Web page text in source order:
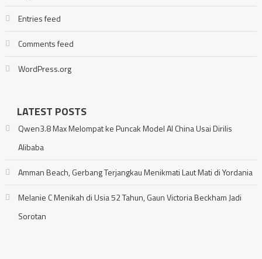
Entries feed
Comments feed
WordPress.org
LATEST POSTS
Qwen3.8 Max Melompat ke Puncak Model AI China Usai Dirilis
Alibaba
Amman Beach, Gerbang Terjangkau Menikmati Laut Mati di Yordania
Melanie C Menikah di Usia 52 Tahun, Gaun Victoria Beckham Jadi
Sorotan